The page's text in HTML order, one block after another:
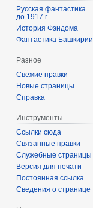
Русская фантастика
до 1917 г.
История Фэндома
Фантастика Башкирии
Разное
Свежие правки
Новые страницы
Справка
Инструменты
Ссылки сюда
Связанные правки
Служебные страницы
Версия для печати
Постоянная ссылка
Сведения о странице